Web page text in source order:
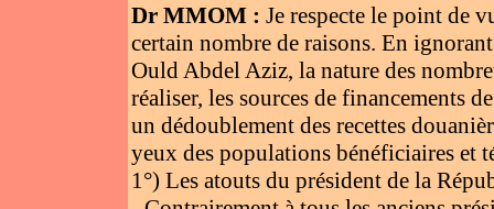
Dr MMOM : Je respecte le point de
certain nombre de raisons. En
Ould Abdel Aziz, la nature des
réaliser, les sources de financements
un dédoublement des recettes
yeux des populations bénéficiaires et
1°) Les atouts du président de la